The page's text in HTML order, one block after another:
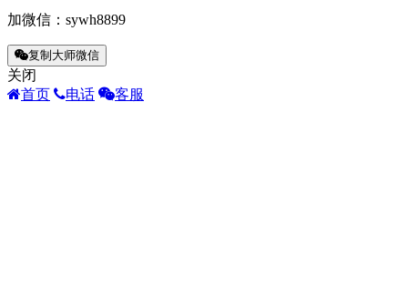
加微信： sywh8899
复制大师微信
关闭
首页
电话 客服